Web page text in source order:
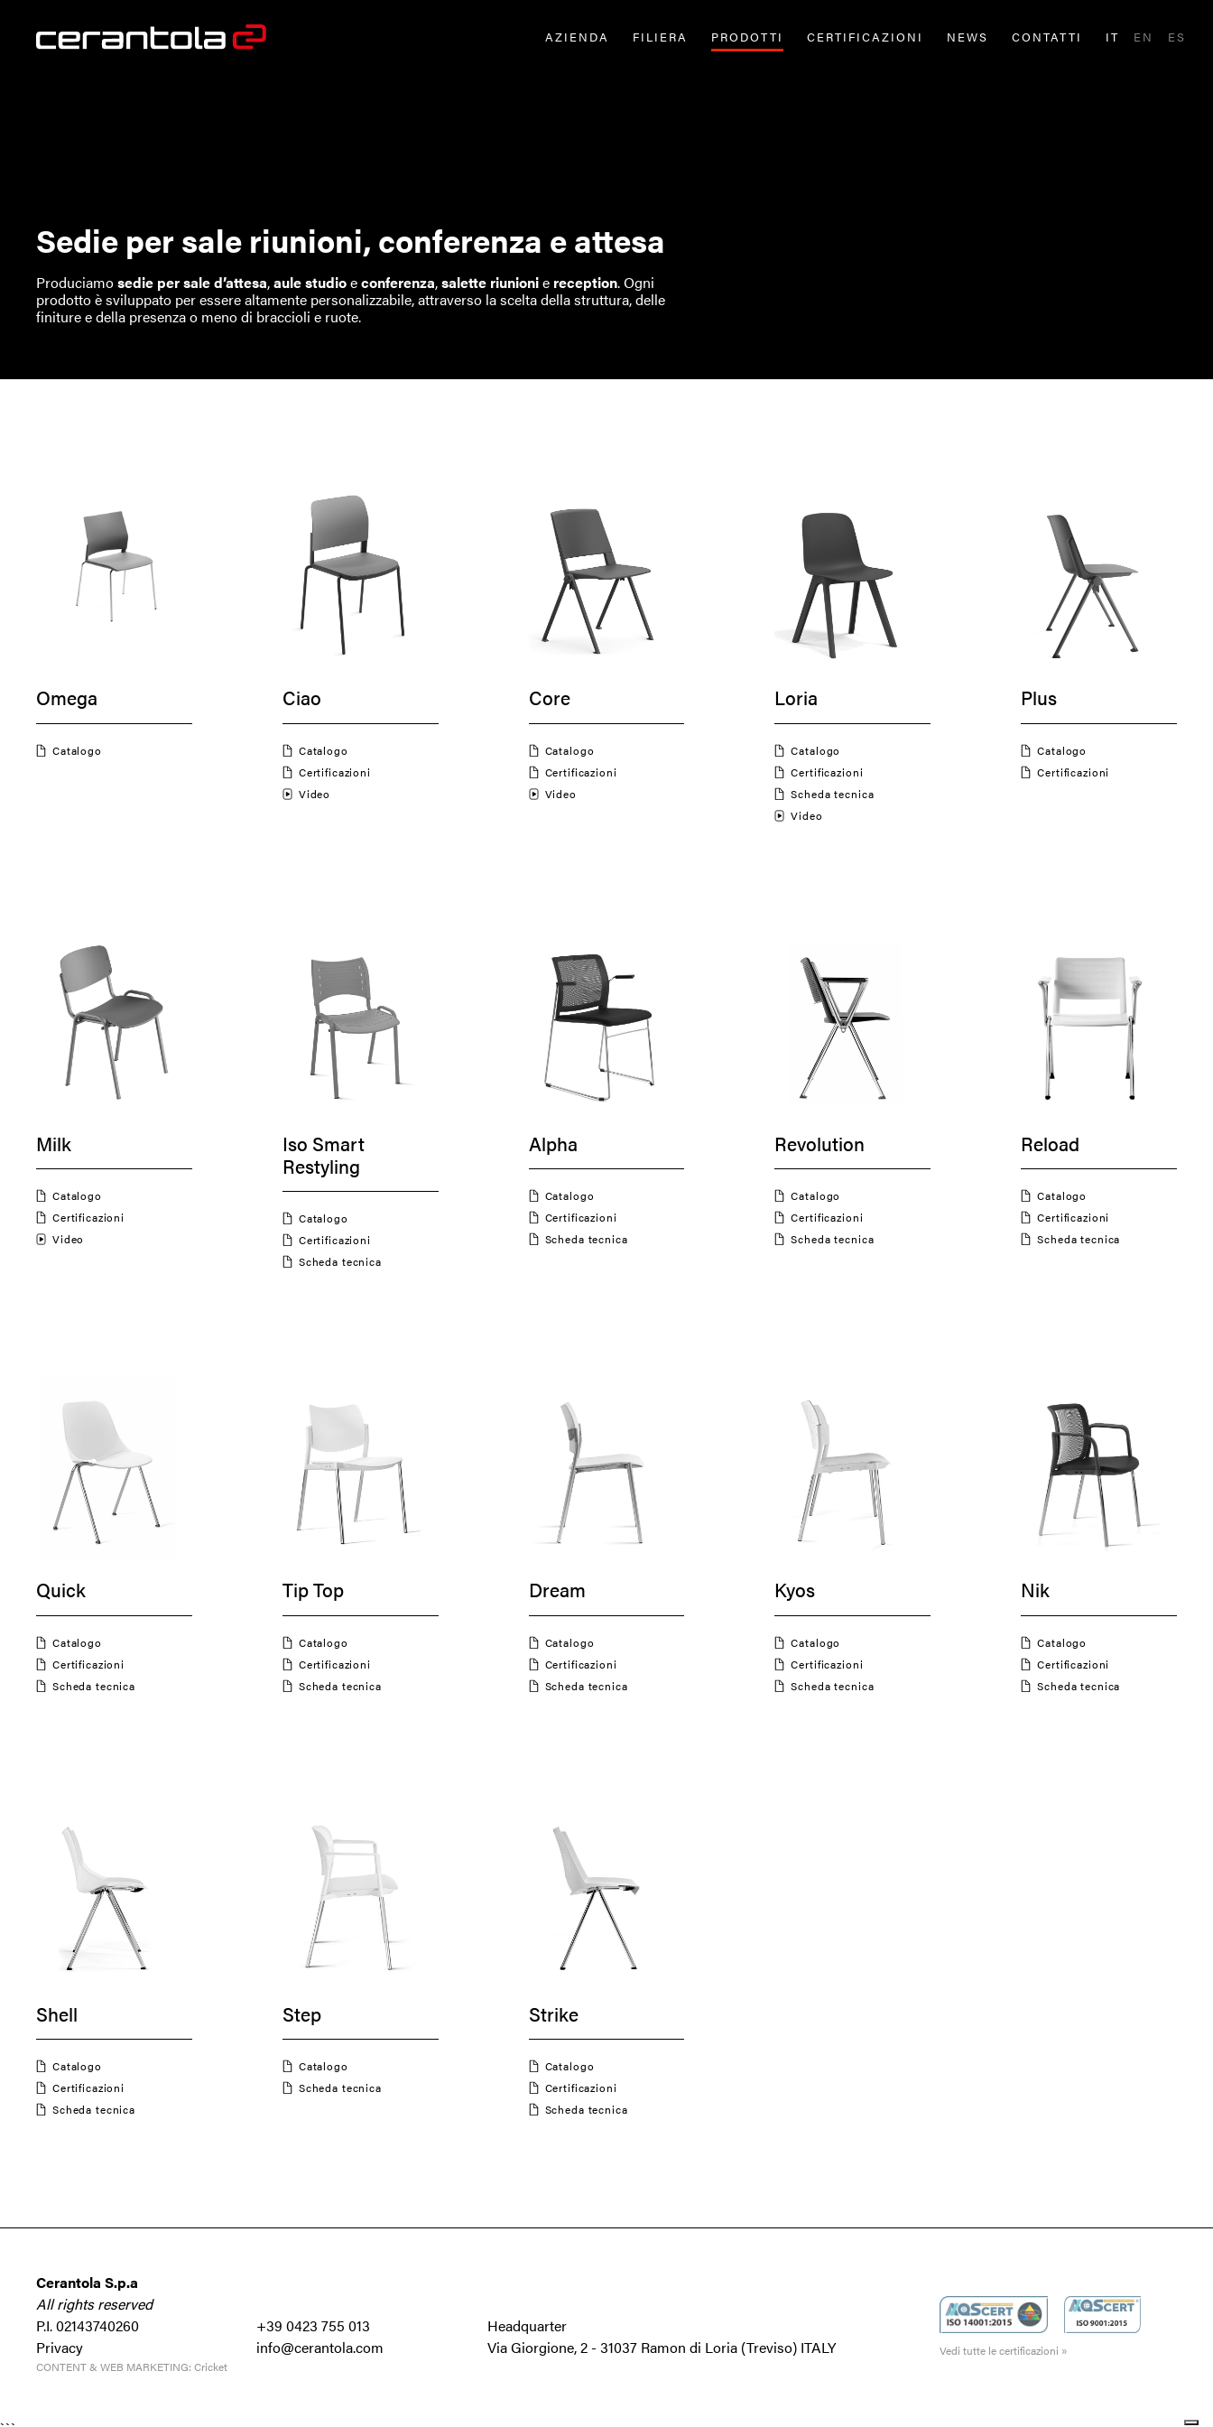
AZIENDA FILIERA PRODOTTI CERTIFICAZIONI NEWS CONTATTI IT EN ES
Sedie per sale riunioni, conferenza e attesa
Produciamosedie per sale d’attesa,aule studioeconferenza,salette riunionie reception. Ogni
prodotto è sviluppato per essere altamente personalizzabile, attraverso la scelta della struttura, delle
finiture e della presenza o meno di braccioli e ruote.
Omega
Catalogo
Ciao
Catalogo
Certificazioni
Video
Core
Catalogo
Certificazioni
Video
Loria
Catalogo
Certificazioni
Scheda tecnica
Video
Plus
Catalogo
Certificazioni
Milk
Catalogo
Certificazioni
Video
Iso Smart
Restyling
Catalogo
Certificazioni
Scheda tecnica
Alpha
Catalogo
Certificazioni
Scheda tecnica
Revolution
Catalogo
Certificazioni
Scheda tecnica
Reload
Catalogo
Certificazioni
Scheda tecnica
Quick
Catalogo
Certificazioni
Scheda tecnica
Tip Top
Catalogo
Certificazioni
Scheda tecnica
Dream
Catalogo
Certificazioni
Scheda tecnica
Kyos
Catalogo
Certificazioni
Scheda tecnica
Nik
Catalogo
Certificazioni
Scheda tecnica
Shell
Catalogo
Certificazioni
Scheda tecnica
Step
Catalogo
Scheda tecnica
Strike
Catalogo
Certificazioni
Scheda tecnica
Cerantola S.p.a
All rights reserved
P.I. 02143740260
Privacy
+39 0423 755 013
info@cerantola.com
Headquarter
Via Giorgione, 2 -31037 Ramon di Loria (Treviso) ITALY
Vedi tutte le certificazioni »
CONTENT & WEB MARKETING: Cricket